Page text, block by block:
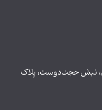
نبش حجت‌دوست، پلاک